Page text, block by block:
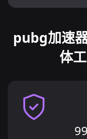
pubg加速
体